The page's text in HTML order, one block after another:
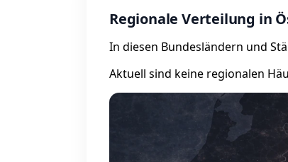
Regionale Verteilung in
In diesen Bundesländern und
Aktuell sind keine regionalen